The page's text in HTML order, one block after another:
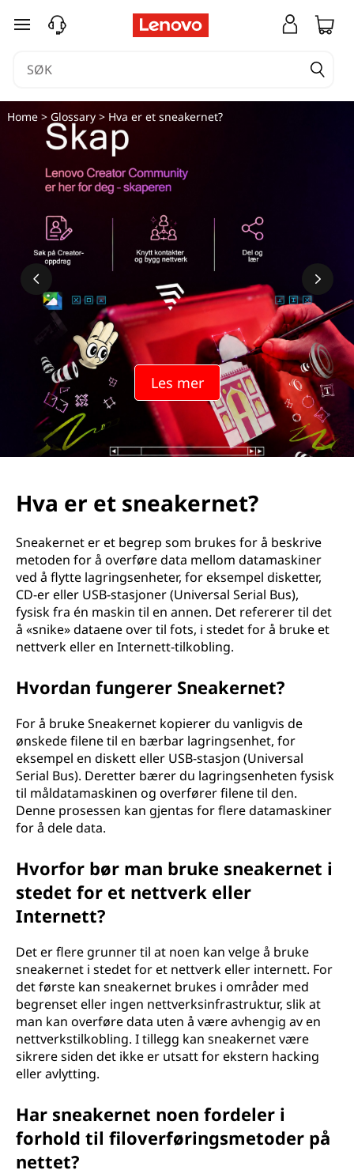
gå til hovedinnhold
Les mer
Home> Glossary> Hva er et sneakernet?
Hva er et sneakernet?
Sneakernet er et begrep som brukes for å beskrive
metoden for å overføre data mellom datamaskiner
ved å flytte lagringsenheter, for eksempel disketter,
CD-er eller USB-stasjoner (Universal Serial Bus),
fysisk fra én maskin til en annen. Det refererer til det
å «snike» dataene over til fots, i stedet for å bruke et
nettverk eller en Internett-tilkobling.
Hvordan fungerer Sneakernet?
For å bruke Sneakernet kopierer du vanligvis de
ønskede filene til en bærbar lagringsenhet, for
eksempel en diskett eller USB-stasjon (Universal
Serial Bus). Deretter bærer du lagringsenheten fysisk
til måldatamaskinen og overfører filene til den.
Denne prosessen kan gjentas for flere datamaskiner
for å dele data.
Hvorfor bør man bruke sneakernet i
stedet for et nettverk eller
Internett?
Det er flere grunner til at noen kan velge å bruke
sneakernet i stedet for et nettverk eller internett. For
det første kan sneakernet brukes i områder med
begrenset eller ingen nettverksinfrastruktur, slik at
man kan overføre data uten å være avhengig av en
nettverkstilkobling. I tillegg kan sneakernet være
sikrere siden det ikke er utsatt for ekstern hacking
eller avlytting.
Har sneakernet noen fordeler i
forhold til filoverføringsmetoder på
nettet?